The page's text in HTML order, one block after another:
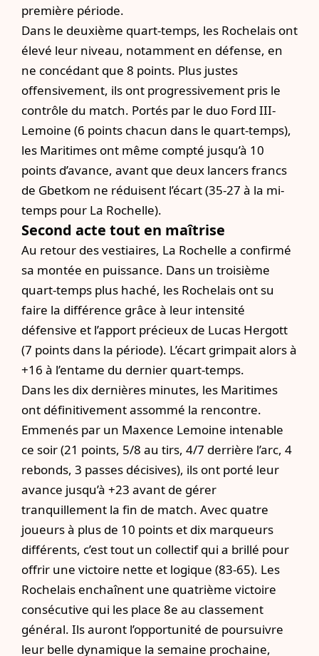
première période.
Dans le deuxième quart-temps, les Rochelais ont
élevé leur niveau, notamment en défense, en
ne concédant que 8 points. Plus justes
offensivement, ils ont progressivement pris le
contrôle du match. Portés par le duo Ford III-
Lemoine (6 points chacun dans le quart-temps),
les Maritimes ont même compté jusqu’à 10
points d’avance, avant que deux lancers francs
de Gbetkom ne réduisent l’écart (35-27 à la mi-
temps pour La Rochelle).
Second acte tout en maîtrise
Au retour des vestiaires, La Rochelle a confirmé
sa montée en puissance. Dans un troisième
quart-temps plus haché, les Rochelais ont su
faire la différence grâce à leur intensité
défensive et l’apport précieux de Lucas Hergott
(7 points dans la période). L’écart grimpait alors à
+16 à l’entame du dernier quart-temps.
Dans les dix dernières minutes, les Maritimes
ont définitivement assommé la rencontre.
Emmenés par un Maxence Lemoine intenable
ce soir (21 points, 5/8 au tirs, 4/7 derrière l’arc, 4
rebonds, 3 passes décisives), ils ont porté leur
avance jusqu’à +23 avant de gérer
tranquillement la fin de match. Avec quatre
joueurs à plus de 10 points et dix marqueurs
différents, c’est tout un collectif qui a brillé pour
offrir une victoire nette et logique (83-65). Les
Rochelais enchaînent une quatrième victoire
consécutive qui les place 8e au classement
général. Ils auront l’opportunité de poursuivre
leur belle dynamique la semaine prochaine,